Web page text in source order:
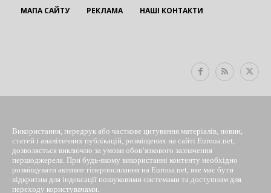
МАПА САЙТУ РЕКЛАМА НАШІ КОНТАКТИ
Використання, передрук або часткове цитування матеріалів, новин,
статей і аналітичних публікацій, розміщених на сайті Euroua.net,
дозволяється виключно за умови обов’язкового зазначення
першоджерела. При будь-якому використанні контенту необхідно
розміщувати активне гіперпосилання на Euroua.net, яке має бути
відкритим для індексації пошуковими системами та доступним для
переходу користувачами.